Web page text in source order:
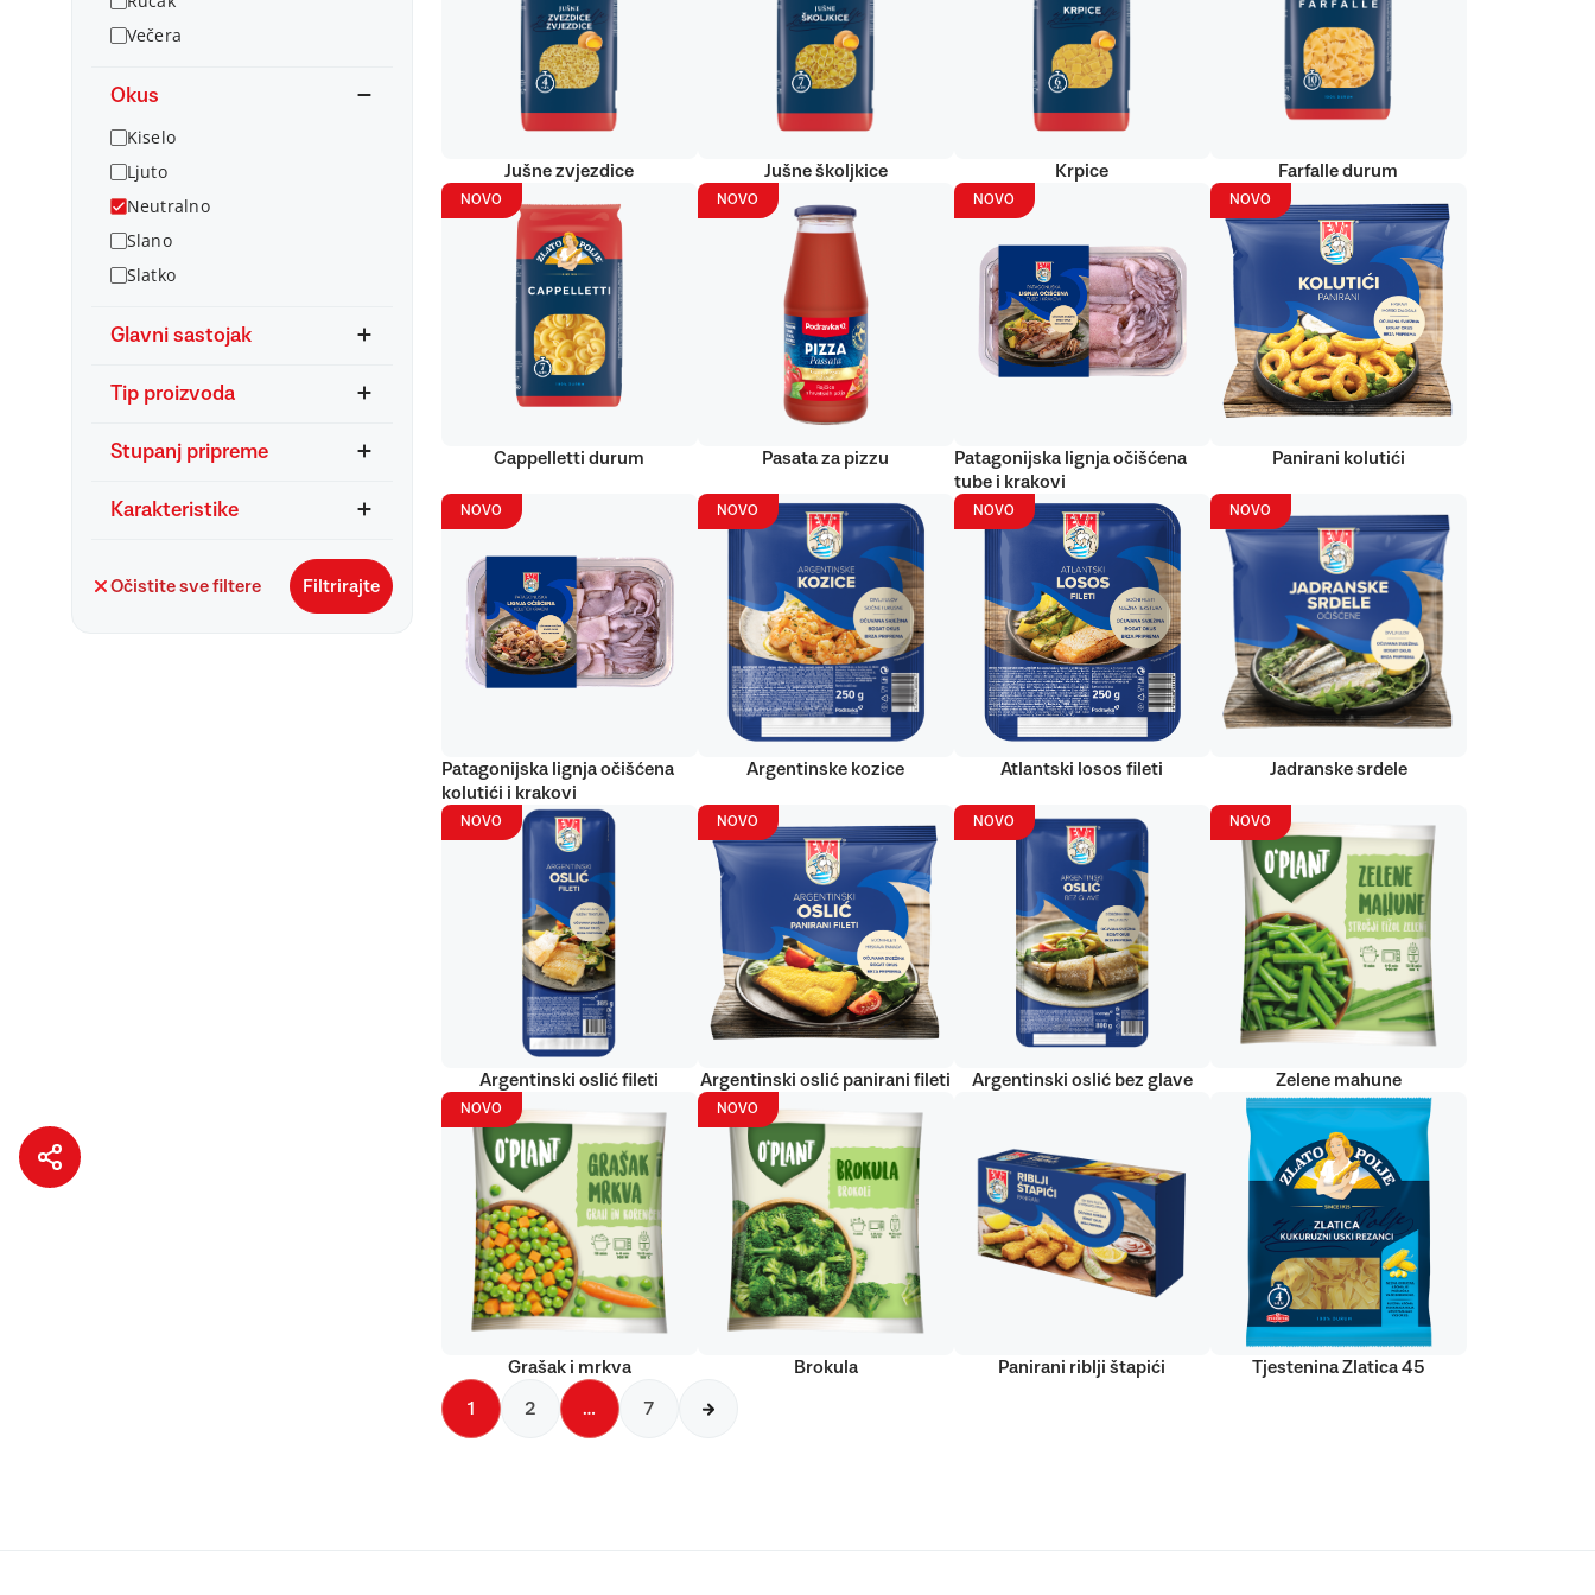
Večera
Okus
Kiselo
Ljuto
Neutralno
Slano
Slatko
Glavni sastojak
Tip proizvoda
Stupanj pripreme
Karakteristike
Očistite sve filtere Filtrirajte
Jušne zvjezdice Jušne školjkice Krpice Farfalle durum
NOVO
Cappelletti durum
NOVO
Pasata za pizzu
NOVO
Patagonijska lignja očišćena
tube i krakovi
NOVO
Panirani kolutići
NOVO
Patagonijska lignja očišćena
kolutići i krakovi
NOVO
Argentinske kozice
NOVO
Atlantski losos fileti
NOVO
Jadranske srdele
NOVO
Argentinski oslić fileti
NOVO
Argentinski oslić panirani fileti
NOVO
Argentinski oslić bez glave
NOVO
Zelene mahune
NOVO
Grašak i mrkva
NOVO
Brokula Panirani riblji štapići Tjestenina Zlatica 45
1 2 … 7